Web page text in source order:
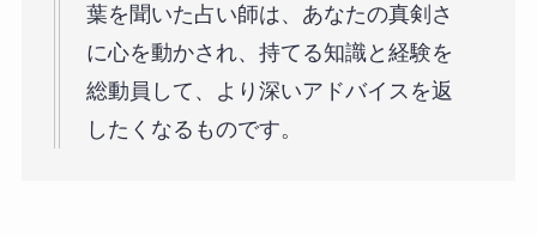
葉を聞いた占い師は、あなたの真剣さ
に心を動かされ、持てる知識と経験を
総動員して、より深いアドバイスを返
したくなるものです。